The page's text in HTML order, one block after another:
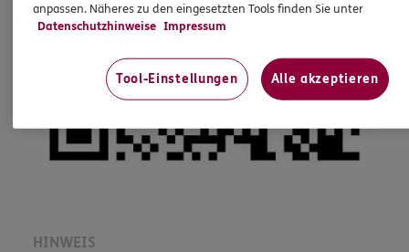
HINWEIS
anpassen. Näheres zu den eingesetzten Tools finden Sie unter
Datenschutzhinweise Impressum
Tool-Einstellungen Alle akzeptieren